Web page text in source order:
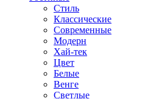
Стиль
Классические
Современные
Модерн
Хай-тек
Цвет
Белые
Венге
Светлые